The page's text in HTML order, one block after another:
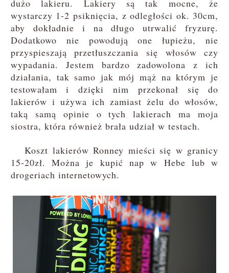
dużo lakieru. Lakiery są tak mocne, że
wystarczy 1-2 psiknięcia, z odległości ok. 30cm,
aby dokładnie i na długo utrwalić fryzurę.
Dodatkowo nie powodują one łupieżu, nie
przyspieszają przetłuszczania się włosów czy
wypadania. Jestem bardzo zadowolona z ich
działania, tak samo jak mój mąż na którym je
testowałam i dzięki nim przekonał się do
lakierów i używa ich zamiast żelu do włosów,
taką samą opinie o tych lakierach ma moja
siostra, która również brała udział w testach.
Koszt lakierów Ronney mieści się w granicy
15-20zł. Można je kupić nap w Hebe lub w
drogeriach internetowych.